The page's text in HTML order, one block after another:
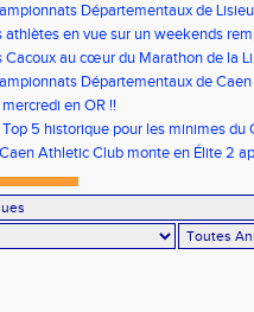
Départementaux de
pour nos jeunes athlètes
athlètes en vue sur un weekends
Cacoux au cœur du Marathon de la
Départementaux de
vousen OR !!
Top 5 historique pour les minimes du
Nationale Equip’Athlé !
Athletic Club monte en Élite 2